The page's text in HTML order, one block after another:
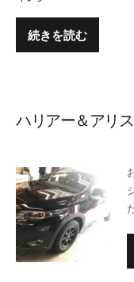
続きを読む
ハリアー＆アリ